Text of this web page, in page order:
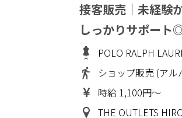
接客販売｜未経験
しっかりサポート
POLO RALPH
ショップ販売 (ア
時給 1,100円～
THE OUTLETS